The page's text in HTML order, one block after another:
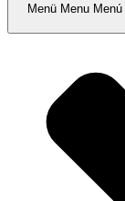
Menü Menu Menú